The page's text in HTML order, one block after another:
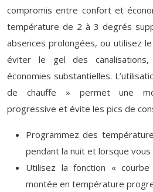
compromis entre confort et
température de 2 à 3 degrés
absences prolongées, ou utilisez
éviter le gel des
économies substantielles.
de chauffe » permet une
progressive et évite les pics de
Programmez des
pendant la nuit et lorsque
Utilisez la fonction «
montée en température